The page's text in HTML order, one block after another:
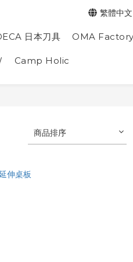
日本刀具 OMA Factory
Camp Holic
繁體中文
商品排序